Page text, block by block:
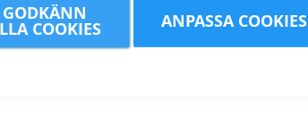
GODKÄNN
COOKIES ANPASSA COOKIES
Icebreaker - W Hike+
Medium Crew